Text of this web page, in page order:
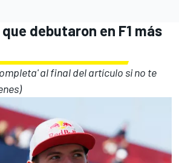
debutaron en F1 más
al final del artículo si no te